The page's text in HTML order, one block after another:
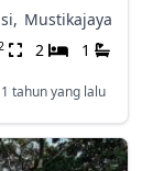
Mustikajaya
2 1
1 tahun yang lalu